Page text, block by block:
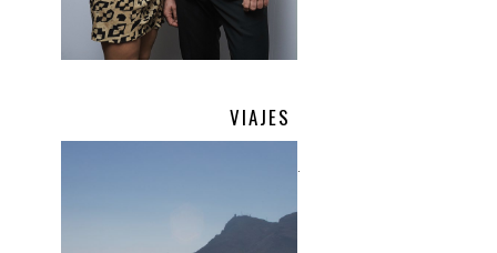
VIAJES
.